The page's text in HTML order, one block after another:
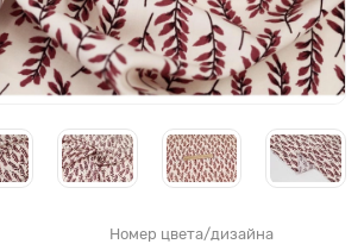
Номер цвета/дизайна